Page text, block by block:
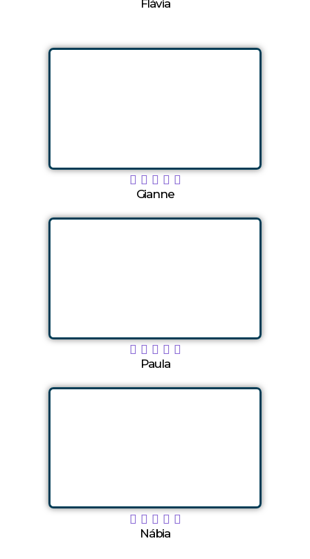
Flávia
    
Gianne
    
Paula
    
Nábia